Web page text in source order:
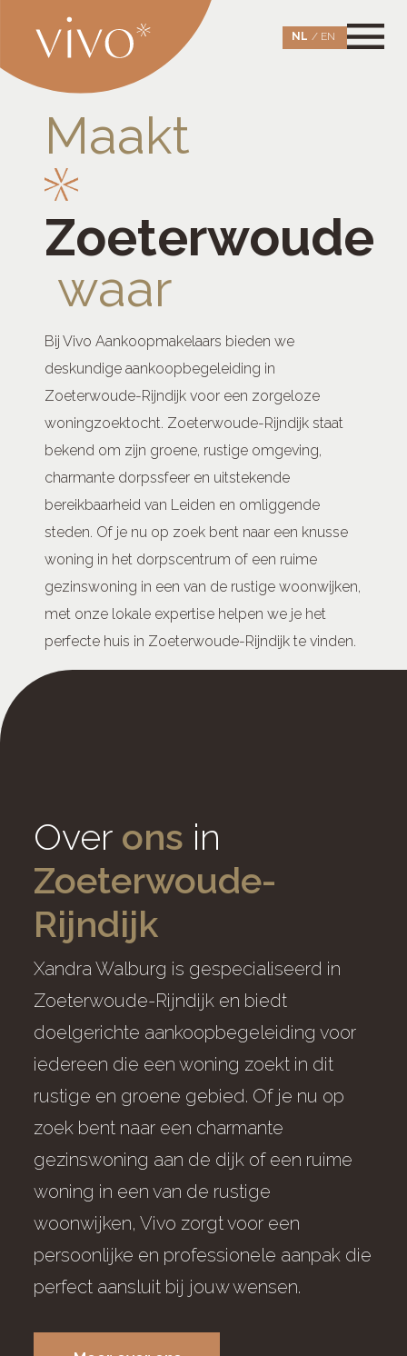
content
NL EN
Maakt
Zoeterwoude
waar
Bij Vivo Aankoopmakelaars bieden we
deskundige aankoopbegeleiding in
Zoeterwoude-Rijndijk voor een zorgeloze
woningzoektocht. Zoeterwoude-Rijndijk staat
bekend om zijn groene, rustige omgeving,
charmante dorpssfeer en uitstekende
bereikbaarheid van Leiden en omliggende
steden. Of je nu op zoek bent naar een knusse
woning in het dorpscentrum of een ruime
gezinswoning in een van de rustige woonwijken,
met onze lokale expertise helpen we je het
perfecte huis in Zoeterwoude-Rijndijk te vinden.
Over ons in
Zoeterwoude-
Rijndijk
Xandra Walburg is gespecialiseerd in
Zoeterwoude-Rijndijk en biedt
doelgerichte aankoopbegeleiding voor
iedereen die een woning zoekt in dit
rustige en groene gebied. Of je nu op
zoek bent naar een charmante
gezinswoning aan de dijk of een ruime
woning in een van de rustige
woonwijken, Vivo zorgt voor een
persoonlijke en professionele aanpak die
perfect aansluit bij jouw wensen.